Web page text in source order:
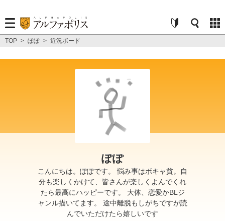
TOP > ぽぽ > 近況ボード
ぽぽ
こんにちは。ぽぽです。 悩み事はボキャ貧。自
分も楽しくかけて、皆さんが楽しくよんでくれ
たら最高にハッピーです。 大体、恋愛かBLジ
ャンル描いてます。 途中離脱もしがちですが読
んでいただけたら嬉しいです